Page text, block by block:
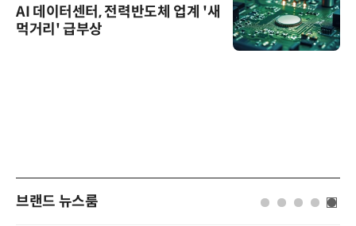
AI 데이터센터, 전력반도체 업계 '새
먹거리' 급부상
브랜드 뉴스룸